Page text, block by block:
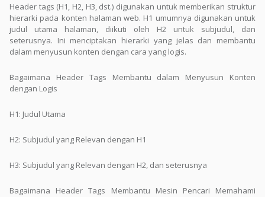
Header tags (H1, H2, H3, dst.) digunakan untuk memberikan struktur
hierarki pada konten halaman web. H1 umumnya digunakan untuk
judul utama halaman, diikuti oleh H2 untuk subjudul, dan
seterusnya. Ini menciptakan hierarki yang jelas dan membantu
dalam menyusun konten dengan cara yang logis.
Bagaimana Header Tags Membantu dalam Menyusun Konten
dengan Logis
H1: Judul Utama
H2: Subjudul yang Relevan dengan H1
H3: Subjudul yang Relevan dengan H2, dan seterusnya
Bagaimana Header Tags Membantu Mesin Pencari Memahami